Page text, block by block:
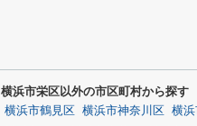
横浜市栄区以外の市区町村から探す
横浜市鶴見区 横浜市神奈川区 横浜